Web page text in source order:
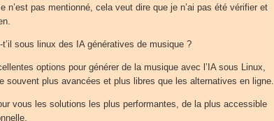
n’est pas mentionné, cela veut dire que je n’ai pas été vérifier et
t’il sous linux des IA génératives de musique ?
options pour générer de la musique avec l’IA sous Linux,
souvent plus avancées et plus libres que les alternatives en ligne.
vous les solutions les plus performantes, de la plus accessible